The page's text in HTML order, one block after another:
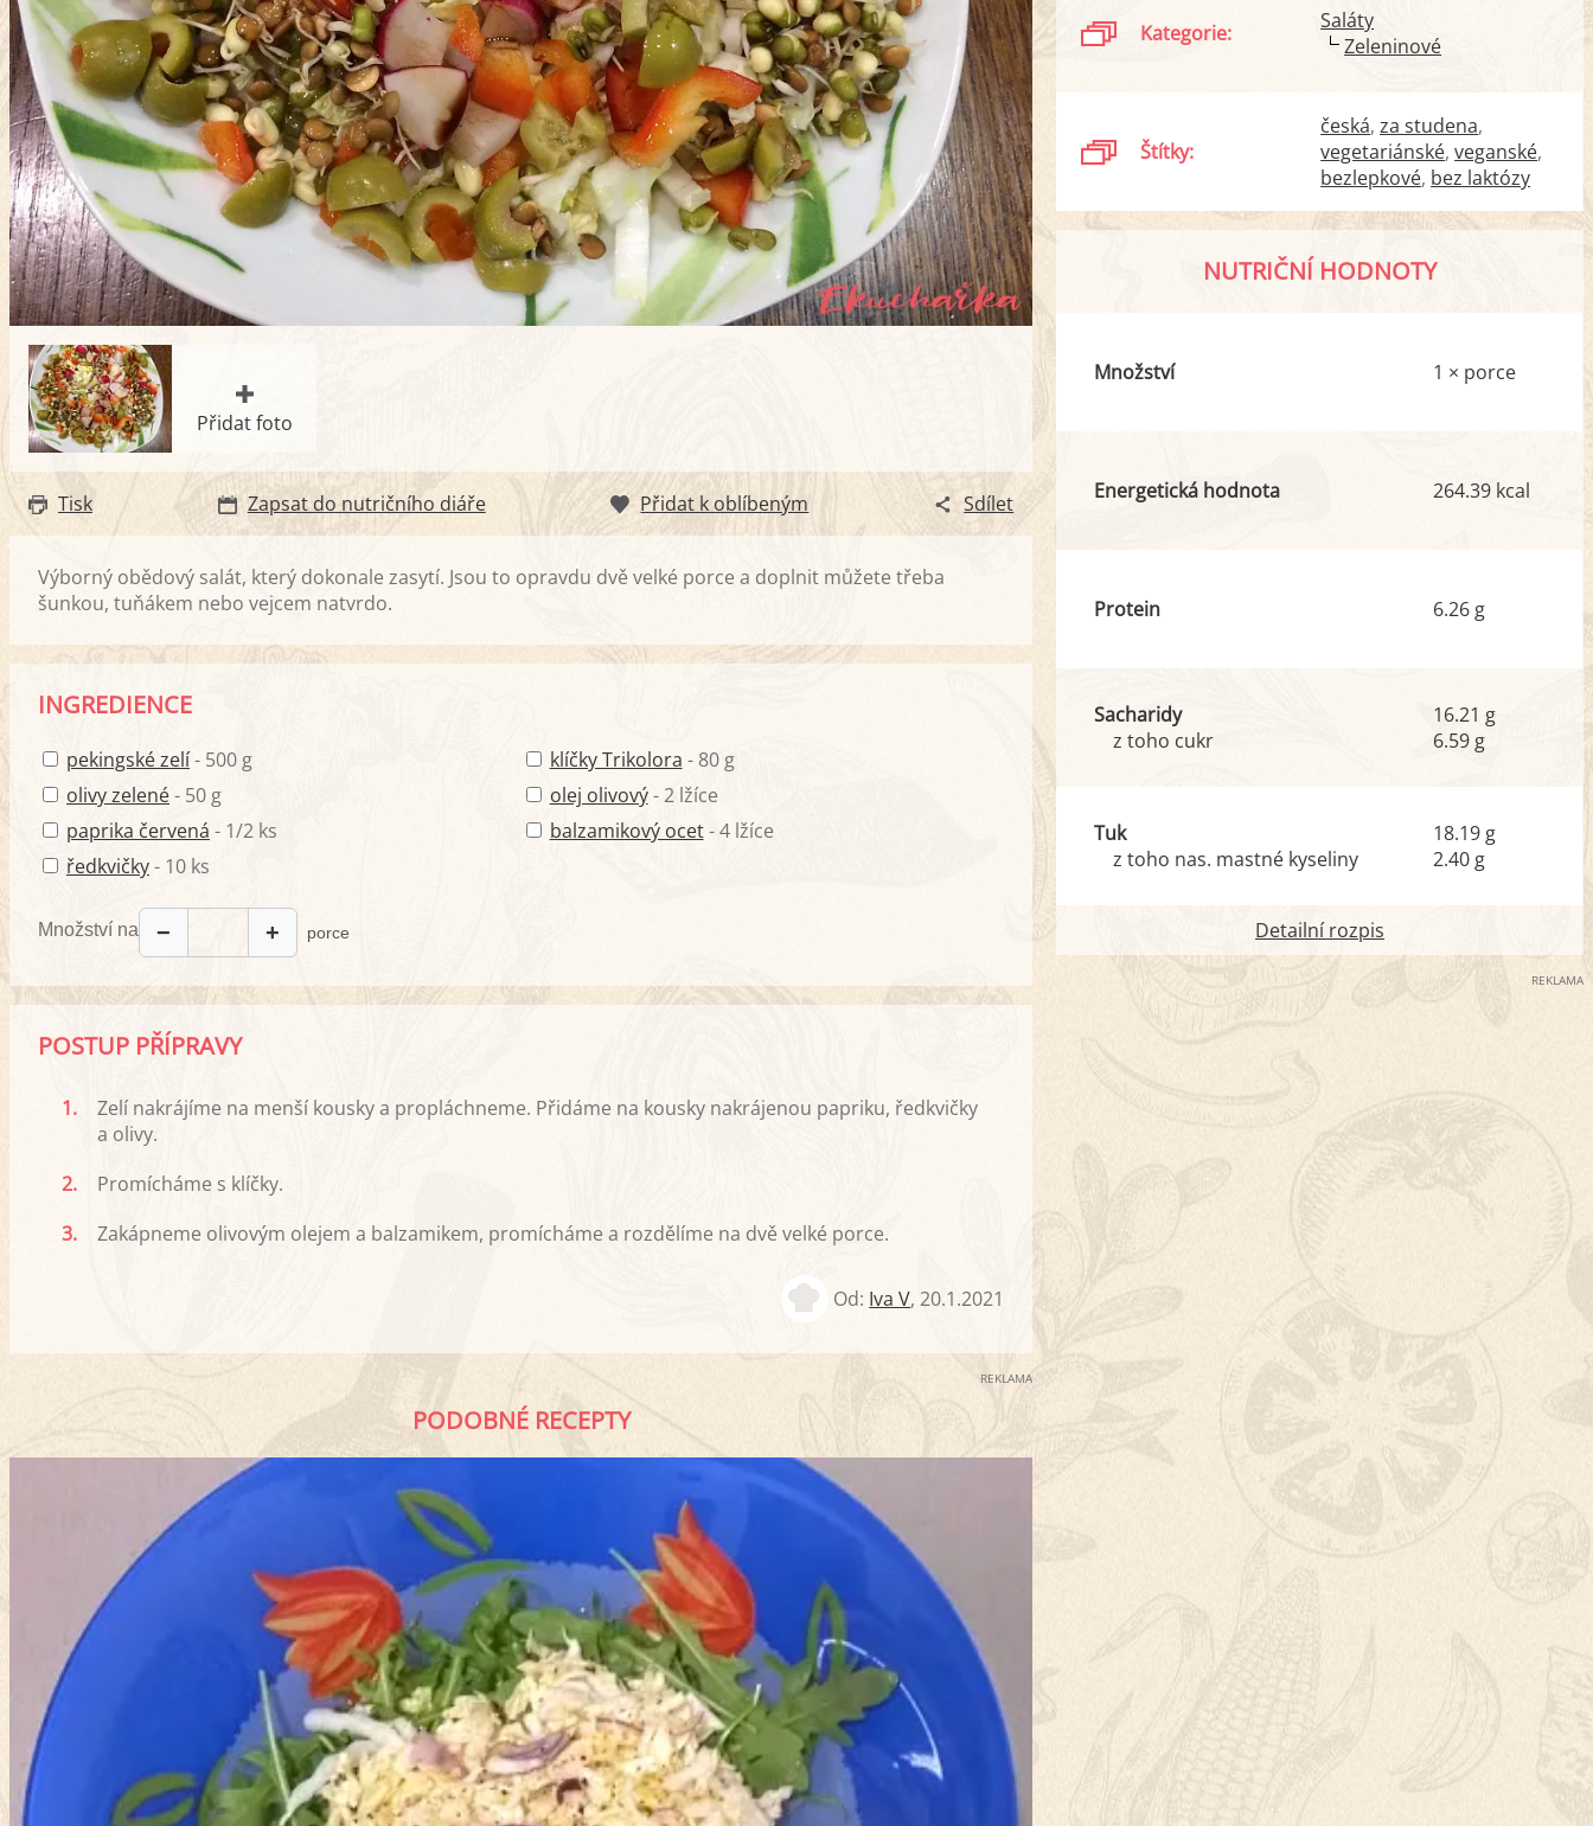
Přidat foto
Tisk Zapsat do nutričního diáře Přidat k oblíbeným Sdílet
Výborný obědový salát, který dokonale zasytí. Jsou to opravdu dvě velké porce a doplnit můžete třeba
šunkou, tuňákem nebo vejcem natvrdo.
INGREDIENCE
pekingské zelí- 500 g
olivy zelené- 50 g
paprika červená - 1/2 ks
ředkvičky- 10 ks
klíčky Trikolora - 80 g
olej olivový- 2 lžíce
balzamikový ocet- 4 lžíce
Množství na − + porce
POSTUP PŘÍPRAVY
1.
Zelí nakrájíme na menší kousky a propláchneme. Přidáme na kousky nakrájenou papriku, ředkvičky
a olivy.
2.
Promícháme s klíčky.
3.
Zakápneme olivovým olejem a balzamikem, promícháme a rozdělíme na dvě velké porce.
Od: Iva V,20.1.2021
REKLAMA
PODOBNÉ RECEPTY
Kategorie:
Saláty
Zeleninové
Štítky:
česká za studena
vegetariánské veganské
bezlepkové bez laktózy
NUTRIČNÍ HODNOTY
Množství 1 × porce
Energetická hodnota 264.39 kcal
Protein 6.26 g
Sacharidy
z toho cukr
16.21 g
6.59 g
Tuk
z toho nas. mastné kyseliny
18.19 g
2.40 g
Detailní rozpis
REKLAMA